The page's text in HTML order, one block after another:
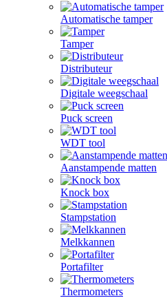
Automatische tamper
Tamper
Distributeur
Digitale weegschaal
Puck screen
WDT tool
Aanstampende matten
Knock box
Stampstation
Melkkannen
Portafilter
Thermometers